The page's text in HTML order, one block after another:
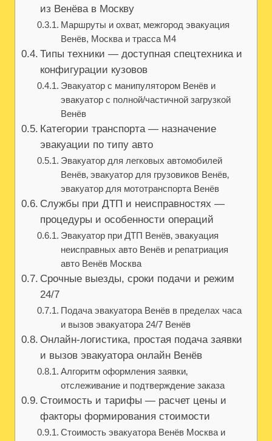
из Венёва в Москву
Маршруты и охват, межгород эвакуация
Венёв, Москва и трасса М4
Типы техники — доступная спецтехника и
конфигурации кузовов
Эвакуатор с манипулятором Венёв и
эвакуатор с полной/частичной загрузкой
Венёв
Категории транспорта — назначение
эвакуации по типу авто
Эвакуатор для легковых автомобилей
Венёв‚ эвакуатор для грузовиков Венёв‚
эвакуатор для мототранспорта Венёв
Службы при ДТП и неисправностях —
процедуры и особенности операций
Эвакуатор при ДТП Венёв‚ эвакуация
неисправных авто Венёв и репатриация
авто Венёв Москва
Срочные выезды, сроки подачи и режим
24/7
Подача эвакуатора Венёв в пределах часа
и вызов эвакуатора 24/7 Венёв
Онлайн-логистика, простая подача заявки
и вызов эвакуатора онлайн Венёв
Алгоритм оформления заявки‚
отслеживание и подтверждение заказа
Стоимость и тарифы — расчет цены и
факторы формирования стоимости
Стоимость эвакуатора Венёв Москва и